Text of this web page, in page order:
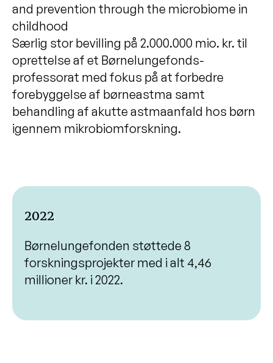
and prevention through the microbiome in
childhood
Særlig stor bevilling på 2.000.000 mio. kr. til
oprettelse af et Børnelungefonds-
professorat med fokus på at forbedre
forebyggelse af børneastma samt
behandling af akutte astmaanfald hos børn
igennem mikrobiomforskning.
2022
Børnelungefonden støttede 8
forskningsprojekter med i alt 4,46
millioner kr. i 2022.